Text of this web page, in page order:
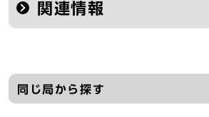
関連情報
同じ局から探す